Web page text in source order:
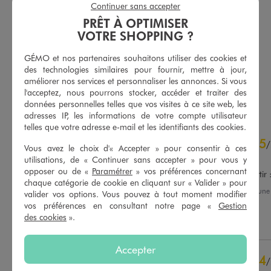
Blouse à manches courtes avec volants sur le col femme
22,99 €
4.5/5 de moyenne
AJOUTER AU PANIER
Sac besace à bandoulière femme
19,99 €
4.5/5 de moyenne
(496 avis)
AJOUTERAU PANIER
4.5/ 5
Basé sur149 avis soumis à un
contrôle
Voir tous les avis sur ce site
104
4étoiles
5/
Avis vérifié et récompensé
Très jolies et faciles à assortir
Avis du 09/08/2026
, suite à
27/07/2026 par Stephanie P.
4/
PRÊT À OPTIMISER
VOTRE SHOPPING ?
GÉMO et nos partenaires souhaitons utiliser des cookies et
des technologies similaires pour fournir, mettre à jour,
améliorer nos services et personnaliser les annonces. Si vous
l'acceptez, nous pourrons stocker, accéder et traiter des
données personnelles telles que vos visites à ce site web, les
adresses IP, les informations de votre compte utilisateur
telles que votre adresse e-mail et les identifiants des cookies.
Vous avez le choix d'« Accepter » pour consentir à ces
utilisations, de « Continuer sans accepter » pour vous y
opposer ou de « Paramétrer » vos préférences concernant
chaque catégorie de cookie en cliquant sur « Valider » pour
valider vos options. Vous pouvez à tout moment modifier
vos préférences en consultant notre page « Gestion
des cookies ».
Accepter
Continuer sans accepter